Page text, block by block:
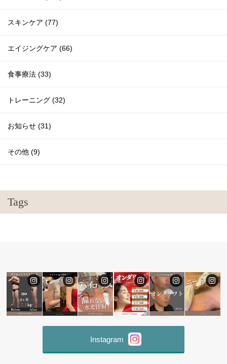
スキンケア (77)
エイジングケア (66)
食事療法 (33)
トレーニング (32)
お知らせ (31)
その他 (9)
Tags
Instagram